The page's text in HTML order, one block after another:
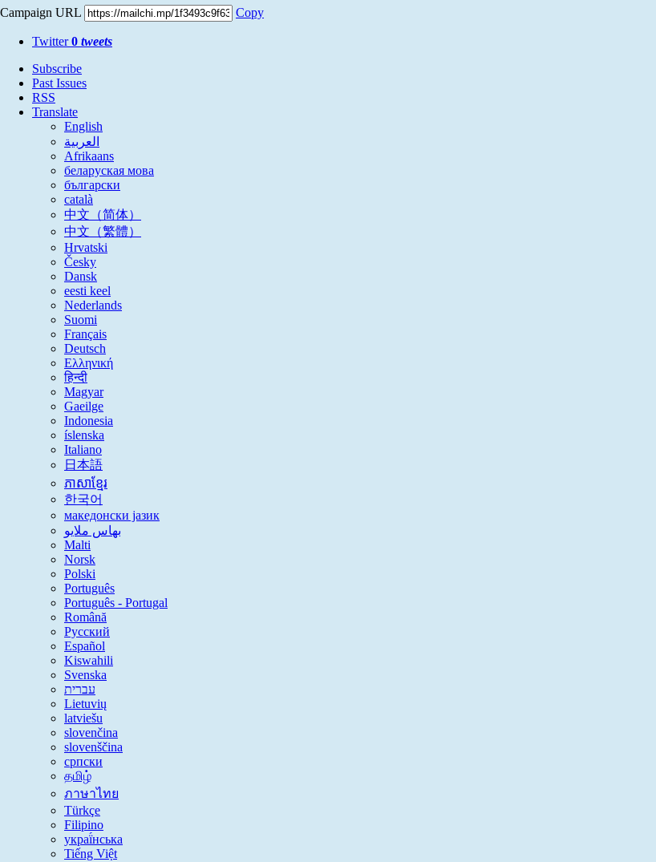
Campaign URL Copy
Twitter0 tweets
Subscribe
Past Issues
RSS
Translate
English
العربية
Afrikaans
беларуская мова
български
català
中文（简体）
中文（繁體）
Hrvatski
Česky
Dansk
eesti keel
Nederlands
Suomi
Français
Deutsch
Ελληνική
हिन्दी
Magyar
Gaeilge
Indonesia
íslenska
Italiano
日本語
ភាសាខ្មែរ
한국어
македонски јазик
بهاس ملايو
Malti
Norsk
Polski
Português
Português - Portugal
Română
Русский
Español
Kiswahili
Svenska
עברית
Lietuvių
latviešu
slovenčina
slovenščina
српски
தமிழ்
ภาษาไทย
Türkçe
Filipino
украї́нська
Tiếng Việt